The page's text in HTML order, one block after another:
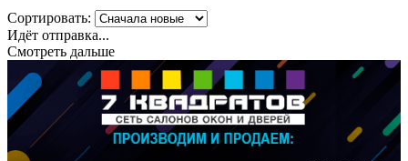
Сортировать:
Идёт отправка...
Смотреть дальше